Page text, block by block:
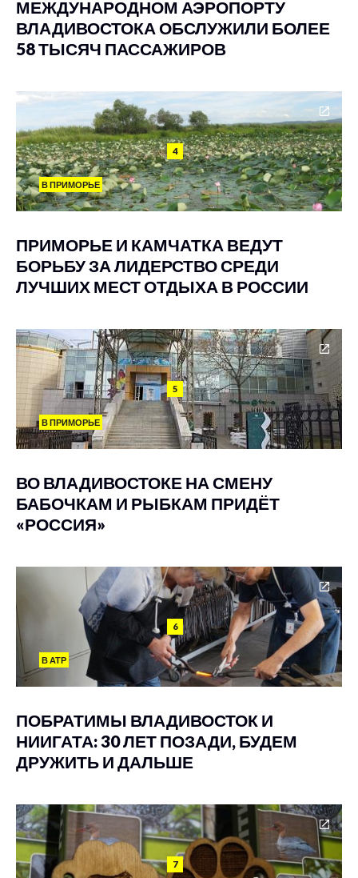
МЕЖДУНАРОДНОМ АЭРОПОРТУ
ВЛАДИВОСТОКА ОБСЛУЖИЛИ БОЛЕЕ
58 ТЫСЯЧ ПАССАЖИРОВ
4
В ПРИМОРЬЕ
ПРИМОРЬЕ И КАМЧАТКА ВЕДУТ
БОРЬБУ ЗА ЛИДЕРСТВО СРЕДИ
ЛУЧШИХ МЕСТ ОТДЫХА В РОССИИ
5
В ПРИМОРЬЕ
ВО ВЛАДИВОСТОКЕ НА СМЕНУ
БАБОЧКАМ И РЫБКАМ ПРИДЁТ
«РОССИЯ»
6
В АТР
ПОБРАТИМЫ ВЛАДИВОСТОК И
НИИГАТА: 30 ЛЕТ ПОЗАДИ, БУДЕМ
ДРУЖИТЬ И ДАЛЬШЕ
7